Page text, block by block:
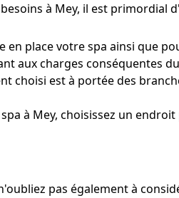
à Mey, il est
place votre spa ainsi que
aux charges conséquentes
choisi est à portée des
à Mey, choisissez un
pas également à